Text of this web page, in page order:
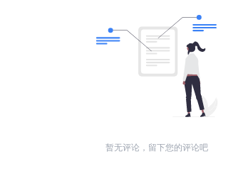
暂无评论，留下您的评论吧